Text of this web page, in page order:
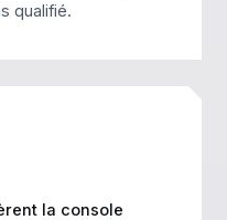
qualifié.
la console